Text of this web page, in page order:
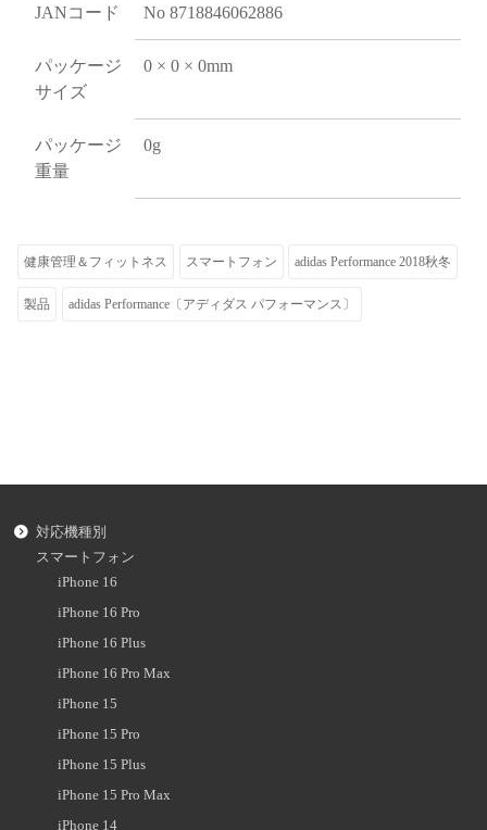
JANコード No 8718846062886
パッケージ
サイズ
0 × 0 × 0mm
パッケージ
重量
0g
健康管理＆フィットネス スマートフォン adidas Performance 2018秋冬
製品 adidas Performance〔アディダス パフォーマンス〕
対応機種別
スマートフォン
iPhone 16
iPhone 16 Pro
iPhone 16 Plus
iPhone 16 Pro Max
iPhone 15
iPhone 15 Pro
iPhone 15 Plus
iPhone 15 Pro Max
iPhone 14